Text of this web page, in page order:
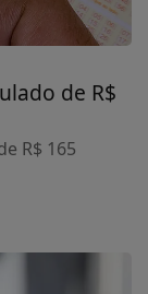
de R$
R$ 165